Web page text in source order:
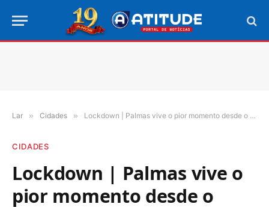
Lar » Cidades » Lockdown | Palmas vive o pior momento desde o início da pandemia, diz prefeita a representantes do segmento empresarial
CIDADES
Lockdown | Palmas vive o
pior momento desde o